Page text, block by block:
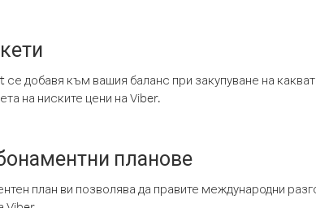
се добавя към вашия баланс при закупуване на
на ниските цени на Viber.
планове
план ви позволява да правите международни